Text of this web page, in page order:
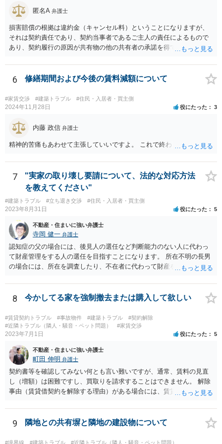
にとって不利な事実が隠されているという推認を働かせることに繋が
グ等することはありますが、それは手続戦略とは別の問題です）。 裁
判所は公平な第三者であり、調停委員会に与える心証も考慮する必要
があります。手続を有利に進めたいのであれば、証拠の出し方より
回提出を予定している資料がどのようなものであるのか、争点とどの
て具体的なに採るべき手段は変わってくるため、上記はあくまで個別
事情を踏まえない一般論としてご理解いただき、本件でどのように対
ます。
匿名A 弁護士
損害賠償の根拠は違約金（キャンセル料）ということになりますが、
それは契約責任であり、契約当事者であるご主人の責任によるもので
あり、契約履行の原因が共有物の他の共有者の承諾を得ていなかった
るべきものであり、奥さんが負担すべき債務ではありません。つまり
奥さんにメンテナンス工事契約を承諾しなければならない義務はあり
をお薦めします。
6 修繕期間および今後の賃料減額について
#家賃交渉 #建築トラブル #住民・入居者・買主側
2024年11月28日 役にたった 3
内藤 政信 弁護士
精神的苦痛もあわせて主張していいですよ。 これで終わります。
7
"実家の取り壊し要請について、法的な対応方法
を教えてください"
#建築トラブル #立ち退き交渉 #住民・入居者・買主側
2023年8月31日 役にたった 5
不動産・住まいに強い弁護士
寺岡 健一 弁護士
認知症の父の場合には、後見人の選任など判断能力のない人に代わっ
て財産管理をする人の選任を目指すことになります。 所在不明の長男
の場合には、所在を調査したり、不在者に代わって財産を管理する人
8 今かしてる家を強制撤去または購入して欲しい
#賃貸契約トラブル #事故物件 #建築トラブル
#契約解除
#近隣トラブル（隣人・騒音・ペット問題）
#家賃交渉
2023年7月1日 役にたった 5
不動産・住まいに強い弁護士
町田 伸明 弁護士
契約書等を確認してみない何とも言い難いですが、通常、賃料の見直
し（増額）は困難ですし、買取りを請求することはできません。 解除
事由（賃貸借契約を解除する理由）がある場合には、賃貸借契約を解
めることができる状況であれば、事実上、賃料の見直し（増額）や買
取りの交渉をすることもあり得るでしょう。 反対に、明け渡しを求め
困難とならざるを得ないでしょう。 いずれにしても、（強制的な）明
9 隣地との共有塀と隣地の建設物について
#境界線 #建築トラブル #近隣トラブル（隣人・騒音・ペット問題）